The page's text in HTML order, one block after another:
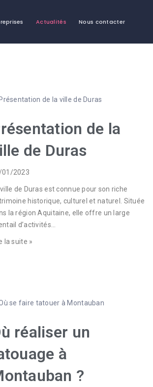
Actualités Nous contacter
de la
de Duras
01/2023
ville de Duras est connue pour son riche
historique, culturel et naturel. Située
la région Aquitaine, elle offre un large
d’activités…
la suite »
réaliser un
à
?